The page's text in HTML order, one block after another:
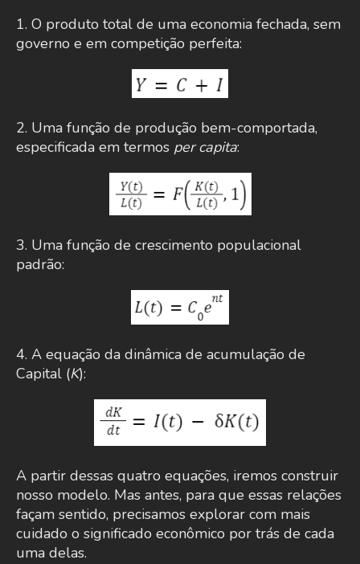
1. O produto total de uma economia fechada, sem
governo e em competição perfeita:
2. Uma função de produção bem-comportada,
especificada em termos per capita:
3. Uma função de crescimento populacional
padrão:
4. A equação da dinâmica de acumulação de
Capital (K):
A partir dessas quatro equações, iremos construir
nosso modelo. Mas antes, para que essas relações
façam sentido, precisamos explorar com mais
cuidado o significado econômico por trás de cada
uma delas.